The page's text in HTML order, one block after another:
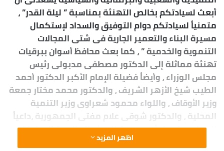
أبعث لسيادتكم بخالص التهنئة بمناسبة ” ليلة القدر” ،
متمنياً لسيادتكم دوام التوفيق والسداد لإستكمال
مسيرة البناء والتعمير الجارية فى شتى المجالات
التنموية والخدمية ” ، كما بعث محافظ أسوان ببرقيات
تهنئة مماثلة إلى الدكتور مصطفى مدبولى رئيس
مجلس الوزراء ، وأيضاً فضيلة الإمام الأكبر الدكتور أحمد
الطيب شيخ الأزهر الشريف ، والدكتور محمد مختار جمعة
وزير الأوقاف ، واللواء محمود شعراوى وزير التنمية
المحلية ، والدكتور شوقى علام مفتى الجمهورية ،داعياً
المولى عز وجل أن يعيد علينا هذه المناسبة المباركة
وعلى شعبنا المصرى العظيم بكل الخير والبركات ، وأن
اظهر المزيد